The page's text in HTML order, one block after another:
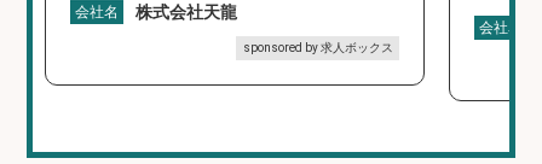
会社名 株式会社天龍
sponsored by 求人ボックス
会社名